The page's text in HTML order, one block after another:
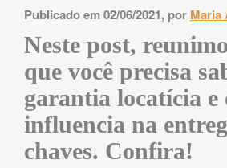
Publicado em 02/06/2021, por Maria
Neste post,
que você precisa
garantia locatícia e
influencia na
chaves. Confira!